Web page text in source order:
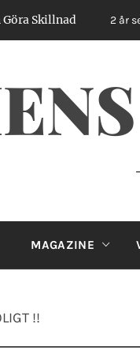
2 år sedan Så
MAGAZINE
!!